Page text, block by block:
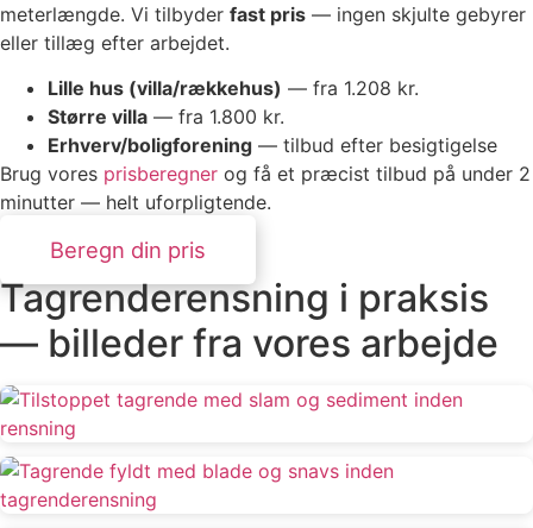
meterlængde. Vi tilbyder fast pris — ingen skjulte gebyrer
eller tillæg efter arbejdet.
Lille hus (villa/rækkehus) — fra 1.208 kr.
Større villa — fra 1.800 kr.
Erhverv/boligforening — tilbud efter besigtigelse
Brug vores prisberegner og få et præcist tilbud på under 2
minutter — helt uforpligtende.
Beregn din pris
Tagrenderensning i praksis
— billeder fra vores arbejde